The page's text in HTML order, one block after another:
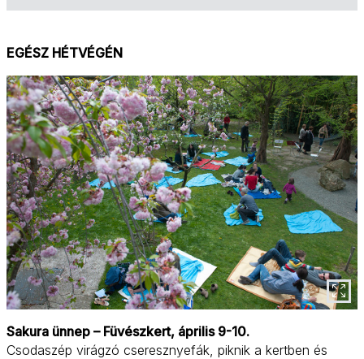
EGÉSZ HÉTVÉGÉN
Sakura ünnep – Füvészkert, április 9-10.
Csodaszép virágzó cseresznyefák, piknik a kertben és